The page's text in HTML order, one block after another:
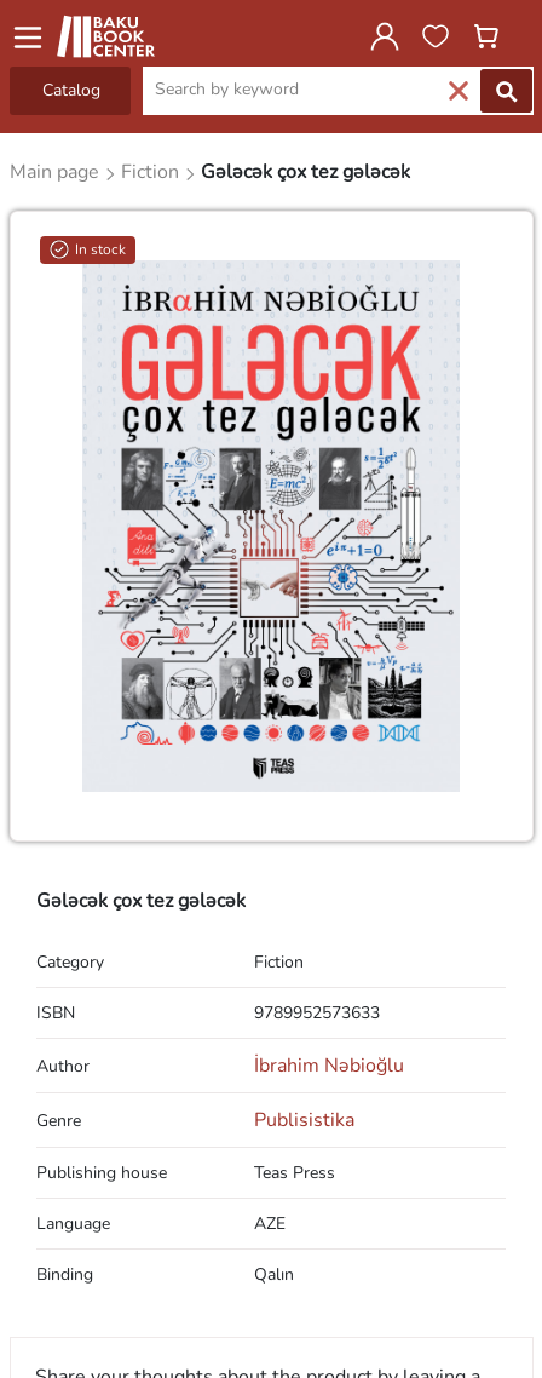
Catalog
Main page Fiction Gələcək çox tez gələcək
In stock
Gələcək çox tez gələcək
Category Fiction
ISBN 9789952573633
Author İbrahim Nəbioğlu
Genre Publisistika
Publishing house Teas Press
Language AZE
Binding Qalın